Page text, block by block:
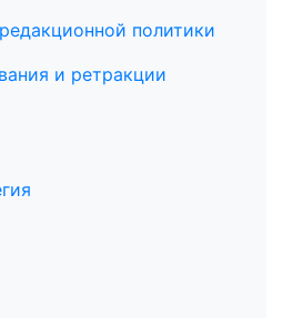
политики
и ретракции